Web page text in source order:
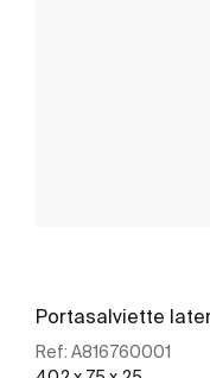
Portasalviette
Ref: A816760001